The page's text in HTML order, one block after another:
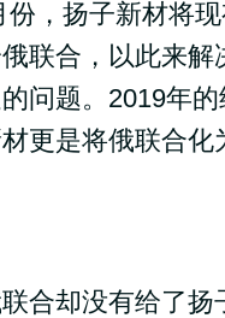
份，扬子新材将
联合，以此来解
问题。2019年的
更是将俄联合化
合却没有给了扬